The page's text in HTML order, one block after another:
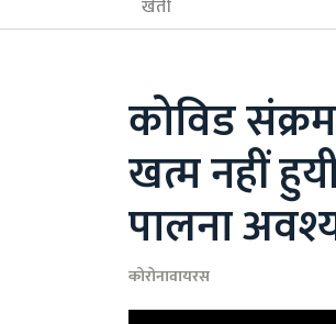
खेती
कोविड
खत्म नहीं
पालना
कोरोनावायरस